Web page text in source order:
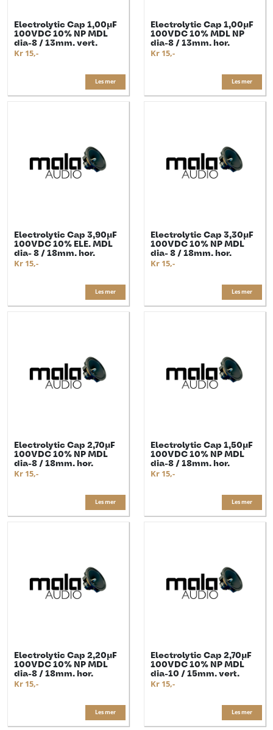
Electrolytic Cap 1,00µF
100VDC 10% NP MDL
dia-8 / 13mm. vert.
Kr 15,-
Les mer
Electrolytic Cap 1,00µF
100VDC 10% MDL NP
dia-8 / 13mm. hor.
Kr 15,-
Les mer
Electrolytic Cap 3,90µF
100VDC 10% ELE. MDL
dia- 8 / 18mm. hor.
Kr 15,-
Les mer
Electrolytic Cap 3,30µF
100VDC 10% NP MDL
dia- 8 / 18mm. hor.
Kr 15,-
Les mer
Electrolytic Cap 2,70µF
100VDC 10% NP MDL
dia-8 / 18mm. hor.
Kr 15,-
Les mer
Electrolytic Cap 1,50µF
100VDC 10% NP MDL
dia-8 / 18mm. hor.
Kr 15,-
Les mer
Electrolytic Cap 2,20µF
100VDC 10% NP MDL
dia-8 / 18mm. hor.
Kr 15,-
Les mer
Electrolytic Cap 2,70µF
100VDC 10% NP MDL
dia-10 / 15mm. vert.
Kr 15,-
Les mer